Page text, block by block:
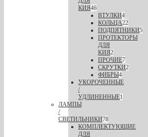
КИЯ46
ВТУЛКИ4
КОЛЬЦА22
ПОДПЯТНИКИ5
ПРОТЕКТОРЫ
ДЛЯ
КИЯ2
ПРОЧИЕ7
СКРУТКИ2
ФИБРЫ4
УКОРОЧЕННЫЕ
/
УДЛИНЕННЫЕ1
ЛАМПЫ
/
СВЕТИЛЬНИКИ78
КОМПЛЕКТУЮЩИЕ
ДЛЯ